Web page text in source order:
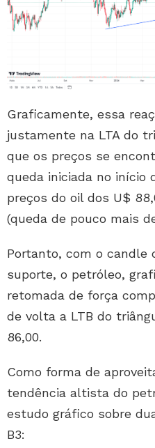
Graficamente, essa
justamente na LTA do
que os preços se
queda iniciada no início
preços do oil dos U$
(queda de pouco mais
Portanto, com o candle
suporte, o petróleo,
retomada de força
de volta a LTB do
86,00.
Como forma de
tendência altista do
estudo gráfico sobre
B3: